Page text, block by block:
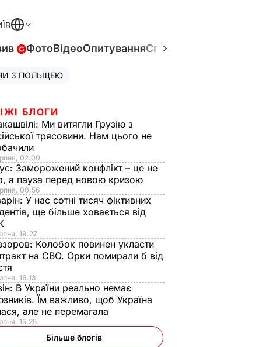
ФотоВідеоОпитуванняСпецпроєкти
З ПОЛЬЩЕЮ
БЛОГИ
Ми витягли Грузію з
трясовини. Нам цього не
02.00
Заморожений конфлікт – це не
а пауза перед новою кризою
00.56
У нас сотні тисяч фіктивних
ще більше ховається від
19.27
Колобок повинен укласти
на СВО. Орки помирали б від
16.13
В України реально немає
Їм важливо, щоб Україна
але не перемагала
15.25
Більше блогів